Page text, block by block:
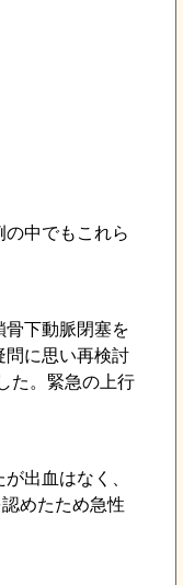
中でもこれら
下動脈閉塞を
問に思い再検討
た。緊急の上行
出血はなく、
めたため急性